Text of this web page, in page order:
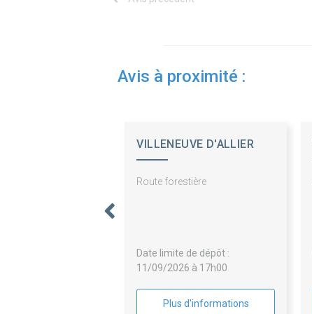
Avis à proximité :
VILLENEUVE D'ALLIER
Route forestière
Date limite de dépôt :
11/09/2026 à 17h00
Plus d'informations